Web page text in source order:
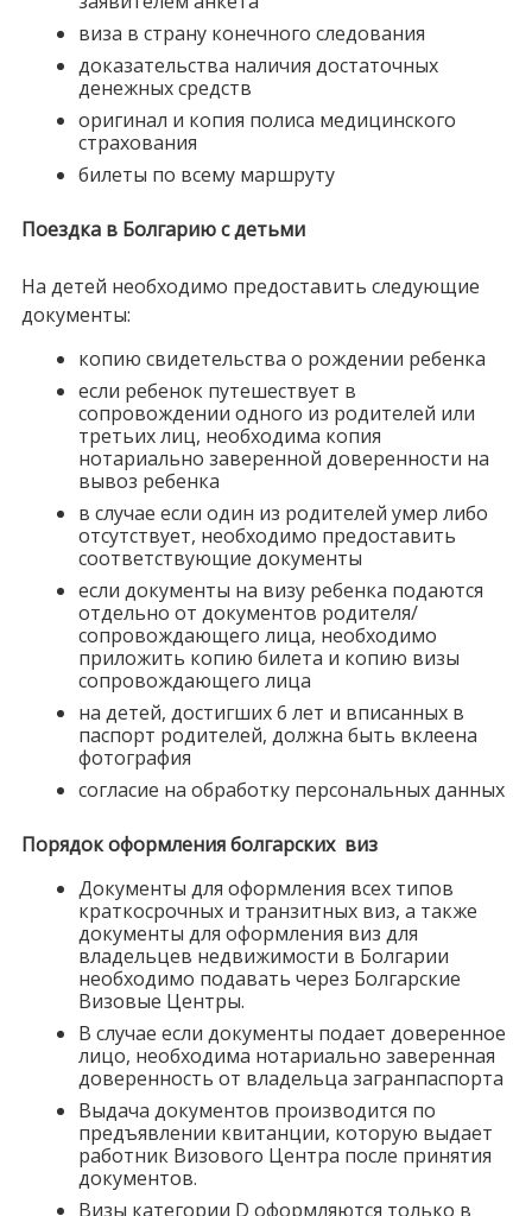
виза в страну конечного следования
доказательства наличия достаточных
денежных средств
оригинал и копия полиса медицинского
страхования
билеты по всему маршруту
Поездка в Болгарию с детьми
На детей необходимо предоставить следующие
документы:
копию свидетельства о рождении ребенка
если ребенок путешествует в
сопровождении одного из родителей или
третьих лиц, необходима копия
нотариально заверенной доверенности на
вывоз ребенка
в случае если один из родителей умер либо
отсутствует, необходимо предоставить
соответствующие документы
если документы на визу ребенка подаются
отдельно от документов родителя/
сопровождающего лица, необходимо
приложить копию билета и копию визы
сопровождающего лица
на детей, достигших 6 лет и вписанных в
паспорт родителей, должна быть вклеена
фотография
согласие на обработку персональных данных
Порядок оформления болгарских виз
Документы для оформления всех типов
краткосрочных и транзитных виз, а также
документы для оформления виз для
владельцев недвижимости в Болгарии
необходимо подавать через Болгарские
Визовые Центры.
В случае если документы подает доверенное
лицо, необходима нотариально заверенная
доверенность от владельца загранпаспорта
Выдача документов производится по
предъявлении квитанции, которую выдает
работник Визового Центра после принятия
документов.
Визы категории D оформляются только в